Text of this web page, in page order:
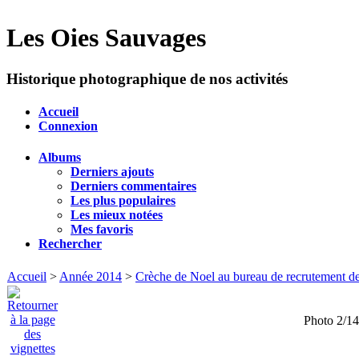
Les Oies Sauvages
Historique photographique de nos activités
Accueil
Connexion
Albums
Derniers ajouts
Derniers commentaires
Les plus populaires
Les mieux notées
Mes favoris
Rechercher
Accueil > Année 2014 > Crèche de Noel au bureau de recrutement
Photo 2/14